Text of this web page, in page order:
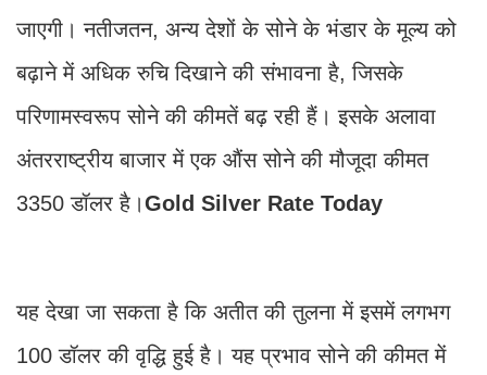
जाएगी। नतीजतन, अन्य देशों के सोने के भंडार के मूल्य को
बढ़ाने में अधिक रुचि दिखाने की संभावना है, जिसके
परिणामस्वरूप सोने की कीमतें बढ़ रही हैं। इसके अलावा
अंतरराष्ट्रीय बाजार में एक औंस सोने की मौजूदा कीमत
3350 डॉलर है।Gold Silver Rate Today
यह देखा जा सकता है कि अतीत की तुलना में इसमें लगभग
100 डॉलर की वृद्धि हुई है। यह प्रभाव सोने की कीमत में